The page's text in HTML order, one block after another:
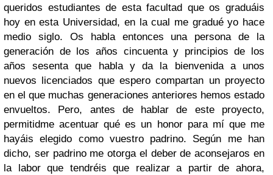
queridos estudiantes de esta facultad que os graduáis
hoy en esta Universidad, en la cual me gradué yo hace
medio siglo. Os habla entonces una persona de la
generación de los años cincuenta y principios de los
años sesenta que habla y da la bienvenida a unos
nuevos licenciados que espero compartan un proyecto
en el que muchas generaciones anteriores hemos estado
envueltos. Pero, antes de hablar de este proyecto,
permitidme acentuar qué es un honor para mí que me
hayáis elegido como vuestro padrino. Según me han
dicho, ser padrino me otorga el deber de aconsejaros en
la labor que tendréis que realizar a partir de ahora,